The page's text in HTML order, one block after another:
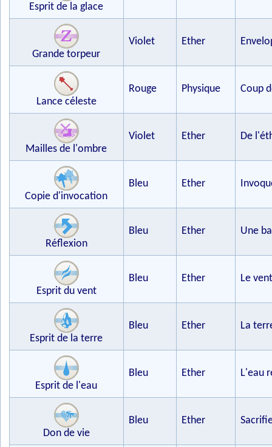
Esprit de la glace
Grande torpeur
Violet Ether
Lance céleste
Rouge Physique Coup
Mailles de l'ombre
Violet Ether De
Copie d'invocation
Bleu Ether
Réflexion
Bleu Ether Une
Esprit du vent
Bleu Ether Le
Esprit de la terre
Bleu Ether La
Esprit de l'eau
Bleu Ether L'eau
Don de vie
Bleu Ether